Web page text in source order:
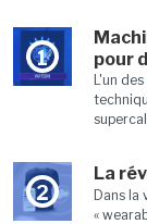
1
pour
L'un
2
La
Dans la
«